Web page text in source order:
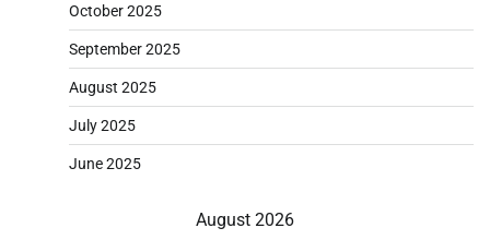
October 2025
September 2025
August 2025
July 2025
June 2025
August 2026